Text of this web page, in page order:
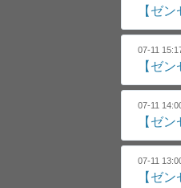
【ゼ
07-11
【ゼ
07-11
【ゼ
07-11
【ゼ